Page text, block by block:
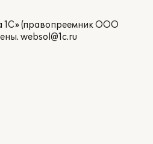
1С» (правопреемник ООО
websol@1c.ru